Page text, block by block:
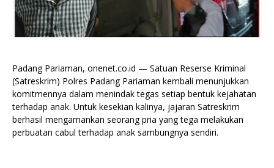
Padang Pariaman, onenet.co.id — Satuan Reserse Kriminal
(Satreskrim) Polres Padang Pariaman kembali menunjukkan
komitmennya dalam menindak tegas setiap bentuk kejahatan
terhadap anak. Untuk kesekian kalinya, jajaran Satreskrim
berhasil mengamankan seorang pria yang tega melakukan
perbuatan cabul terhadap anak sambungnya sendiri.